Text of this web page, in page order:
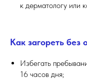
к дерматологу или
Как загореть без
Избегать
16 часов дня;